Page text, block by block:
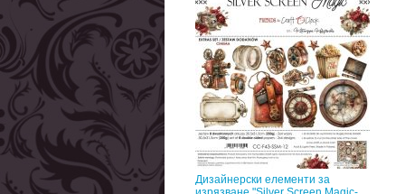
Дизайнерски елементи за